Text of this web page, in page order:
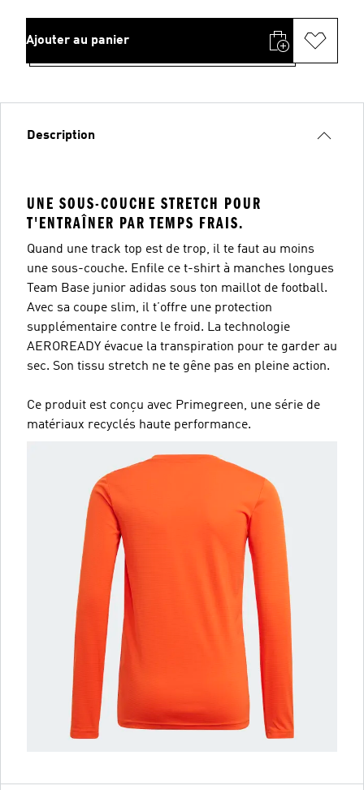
Ajouter au panier
Description
UNE SOUS-COUCHE STRETCH POUR
T'ENTRAÎNER PAR TEMPS FRAIS.
Quand une track top est de trop, il te faut au moins
une sous-couche. Enfile ce t-shirt à manches longues
Team Base junior adidas sous ton maillot de football.
Avec sa coupe slim, il t’offre une protection
supplémentaire contre le froid. La technologie
AEROREADY évacue la transpiration pour te garder au
sec. Son tissu stretch ne te gêne pas en pleine action.
Ce produit est conçu avec Primegreen, une série de
matériaux recyclés haute performance.